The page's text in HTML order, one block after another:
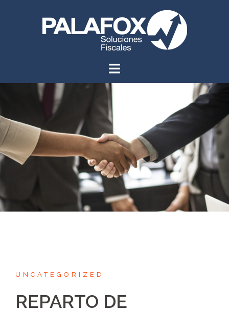
UNCATEGORIZED
REPARTO DE